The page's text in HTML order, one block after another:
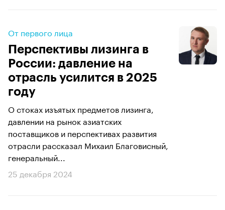
От первого лица
Перспективы лизинга в
России: давление на
отрасль усилится в 2025
году
О стоках изъятых предметов лизинга,
давлении на рынок азиатских
поставщиков и перспективах развития
отрасли рассказал Михаил Благовисный,
генеральный...
25 декабря 2024